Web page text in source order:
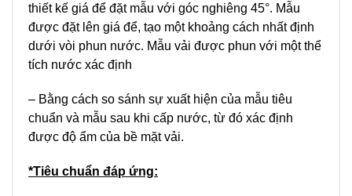
thiết kế giá để đặt mẫu với góc nghiêng 45°. Mẫu
được đặt lên giá để, tạo một khoảng cách nhất định
dưới vòi phun nước. Mẫu vải được phun với một thể
tích nước xác định
– Bằng cách so sánh sự xuất hiện của mẫu tiêu
chuẩn và mẫu sau khi cấp nước, từ đó xác định
được độ ẩm của bề mặt vải.
*Tiêu chuẩn đáp ứng: